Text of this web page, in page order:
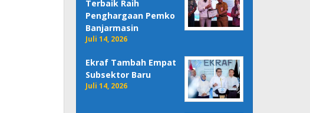
Terbaik Raih
Penghargaan Pemko
Banjarmasin
Juli 14, 2026
Ekraf Tambah Empat
Subsektor Baru
Juli 14, 2026